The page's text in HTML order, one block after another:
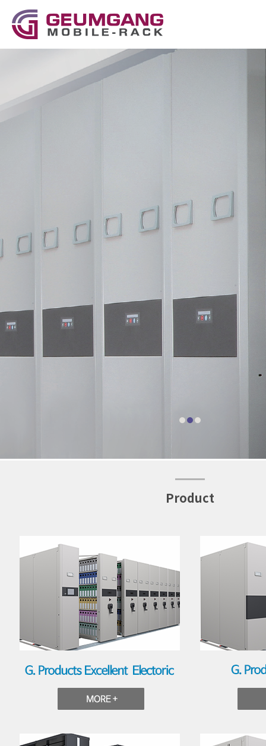
Product